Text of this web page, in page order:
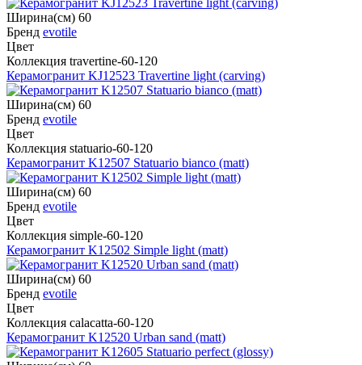
Ширина(см) 60
Бренд evotile
Цвет
Коллекция travertine-60-120
Керамогранит KJ12523 Travertine light (carving)
Ширина(см) 60
Бренд evotile
Цвет
Коллекция statuario-60-120
Керамогранит K12507 Statuario bianco (matt)
Ширина(см) 60
Бренд evotile
Цвет
Коллекция simple-60-120
Керамогранит K12502 Simple light (matt)
Ширина(см) 60
Бренд evotile
Цвет
Коллекция calacatta-60-120
Керамогранит K12520 Urban sand (matt)